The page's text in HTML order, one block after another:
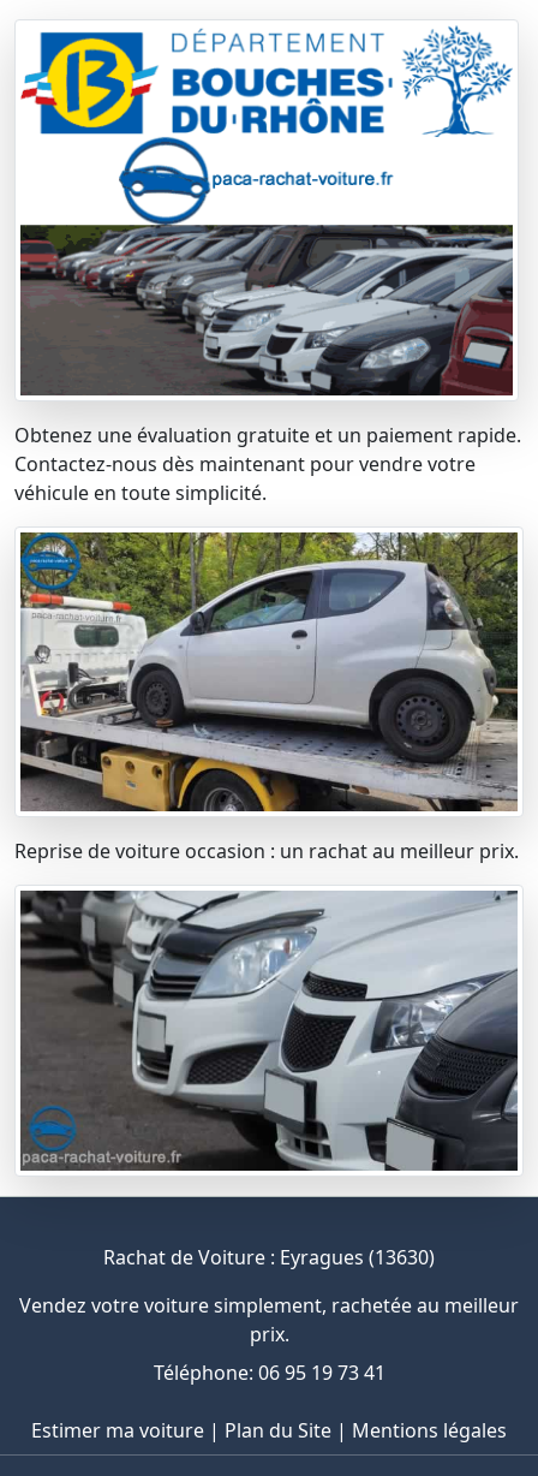
Obtenez une évaluation gratuite et un paiement rapide.
Contactez-nous dès maintenant pour vendre votre
véhicule en toute simplicité.
Reprise de voiture occasion : un rachat au meilleur prix.
Rachat de Voiture : Eyragues (13630)
Vendez votre voiture simplement, rachetée au meilleur
prix.
Téléphone: 06 95 19 73 41
Estimer ma voiture | Plan du Site | Mentions légales